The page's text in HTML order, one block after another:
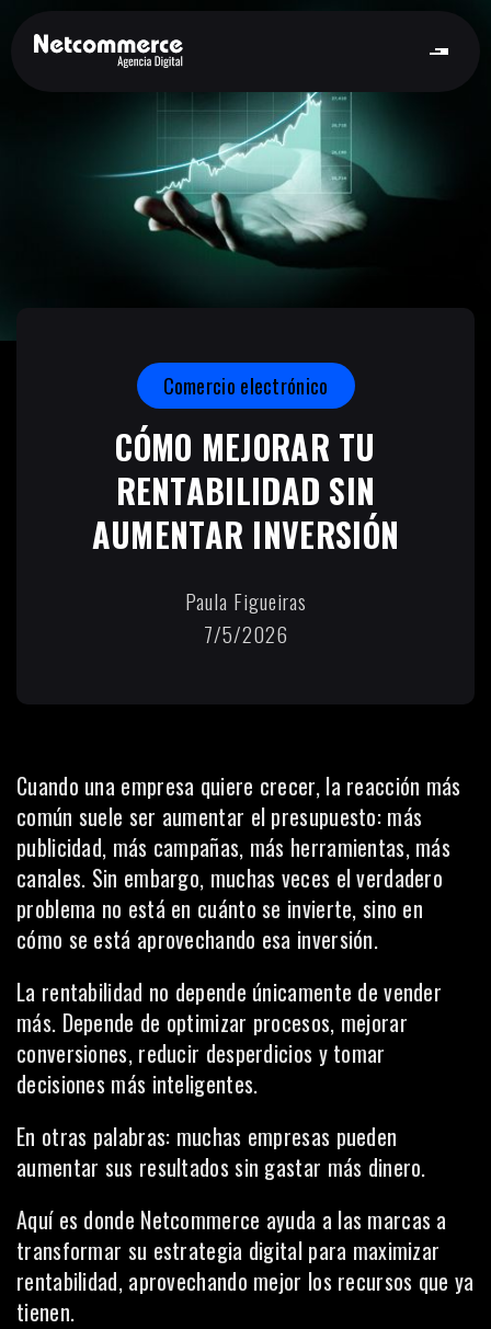
Comercio electrónico
CÓMO MEJORAR TU
RENTABILIDAD SIN
AUMENTAR INVERSIÓN
Paula Figueiras
7/5/2026
Cuando una empresa quiere crecer, la reacción más
común suele ser aumentar el presupuesto: más
publicidad, más campañas, más herramientas, más
canales. Sin embargo, muchas veces el verdadero
problema no está en cuánto se invierte, sino en
cómo se está aprovechando esa inversión.
La rentabilidad no depende únicamente de vender
más. Depende de optimizar procesos, mejorar
conversiones, reducir desperdicios y tomar
decisiones más inteligentes.
En otras palabras: muchas empresas pueden
aumentar sus resultados sin gastar más dinero.
Aquí es donde Netcommerce ayuda a las marcas a
transformar su estrategia digital para maximizar
rentabilidad, aprovechando mejor los recursos que ya
tienen.